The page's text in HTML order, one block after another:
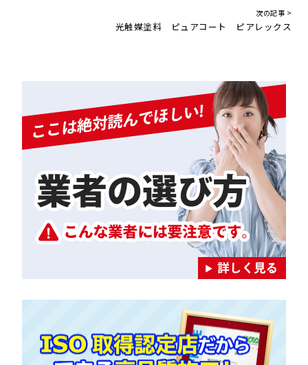
次の記事 >
光触媒塗料 ピュアコート ピアレックス